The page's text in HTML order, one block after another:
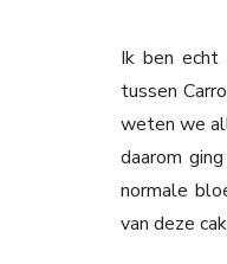
Ik ben echt
tussen
weten we
daarom
normale
van deze